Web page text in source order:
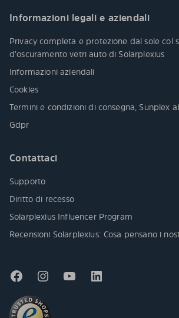
Informazioni legali e aziendali
Privacy completa e protezione dal sole col
d’oscuramento vetri auto di Solarplexius
Informazioni aziendali
Cookies
Termini e condizioni di consegna, Sunplex
Gdpr
Contattaci
Supporto
Diritto di recesso
Solarplexius Influencer Program
Recensioni Solarplexius: Cosa pensano i